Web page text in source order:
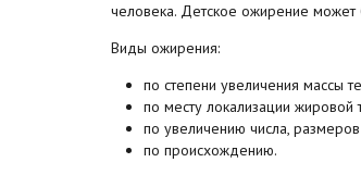
человека. Детское ожирение может
Виды ожирения:
по степени увеличения массы
по месту локализации жировой
по увеличению числа,
по происхождению.